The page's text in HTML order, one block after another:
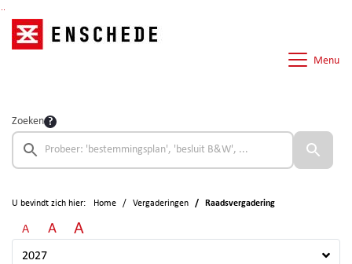
Menu
Zoeken
U bevindt zich hier: Home Vergaderingen Raadsvergadering
A A A
2027